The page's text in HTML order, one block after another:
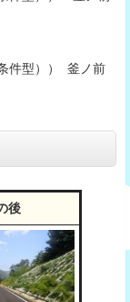
件型）） 釜ノ前
後